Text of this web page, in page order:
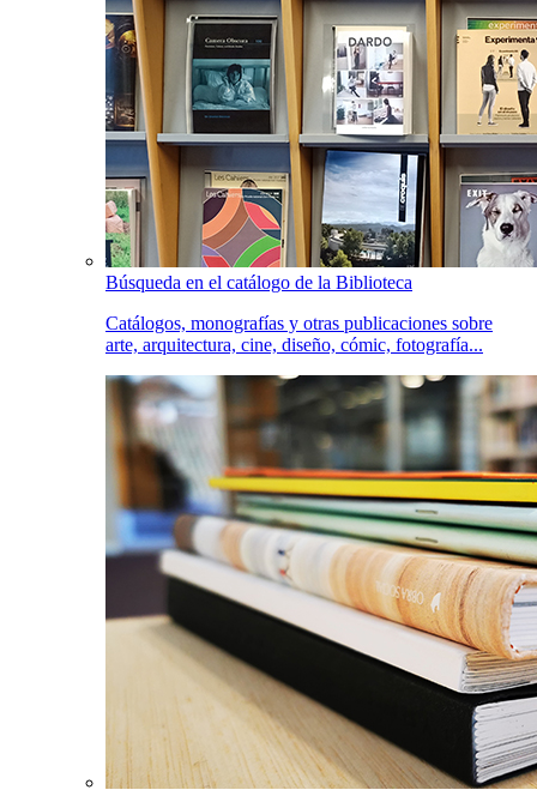
Búsqueda en el catálogo de la Biblioteca
Catálogos, monografías y otras publicaciones sobre
arte, arquitectura, cine, diseño, cómic, fotografía...